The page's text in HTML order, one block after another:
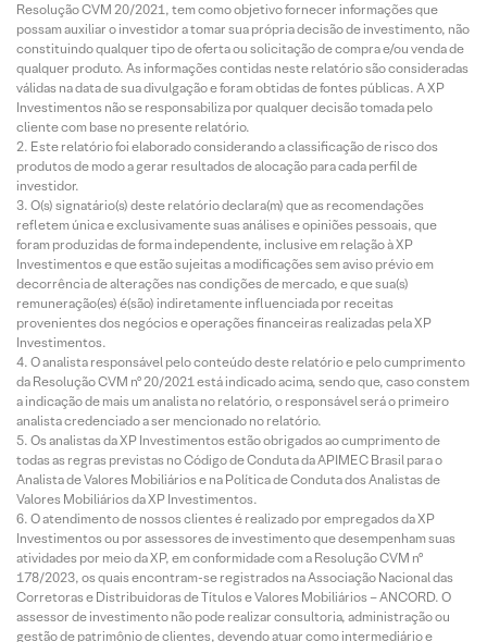
Resolução CVM 20/2021, tem como objetivo fornecer informações que
possam auxiliar o investidor a tomar sua própria decisão de investimento, não
constituindo qualquer tipo de oferta ou solicitação de compra e/ou venda de
qualquer produto. As informações contidas neste relatório são consideradas
válidas na data de sua divulgação e foram obtidas de fontes públicas. A XP
Investimentos não se responsabiliza por qualquer decisão tomada pelo
cliente com base no presente relatório.
Este relatório foi elaborado considerando a classificação de risco dos
produtos de modo a gerar resultados de alocação para cada perfil de
investidor.
O(s) signatário(s) deste relatório declara(m) que as recomendações
refletem única e exclusivamente suas análises e opiniões pessoais, que
foram produzidas de forma independente, inclusive em relação à XP
Investimentos e que estão sujeitas a modificações sem aviso prévio em
decorrência de alterações nas condições de mercado, e que sua(s)
remuneração(es) é(são) indiretamente influenciada por receitas
provenientes dos negócios e operações financeiras realizadas pela XP
Investimentos.
O analista responsável pelo conteúdo deste relatório e pelo cumprimento
da Resolução CVM nº 20/2021 está indicado acima, sendo que, caso constem
a indicação de mais um analista no relatório, o responsável será o primeiro
analista credenciado a ser mencionado no relatório.
Os analistas da XP Investimentos estão obrigados ao cumprimento de
todas as regras previstas no Código de Conduta da APIMEC Brasil para o
Analista de Valores Mobiliários e na Política de Conduta dos Analistas de
Valores Mobiliários da XP Investimentos.
O atendimento de nossos clientes é realizado por empregados da XP
Investimentos ou por assessores de investimento que desempenham suas
atividades por meio da XP, em conformidade com a Resolução CVM nº
178/2023, os quais encontram-se registrados na Associação Nacional das
Corretoras e Distribuidoras de Títulos e Valores Mobiliários – ANCORD. O
assessor de investimento não pode realizar consultoria, administração ou
gestão de patrimônio de clientes, devendo atuar como intermediário e